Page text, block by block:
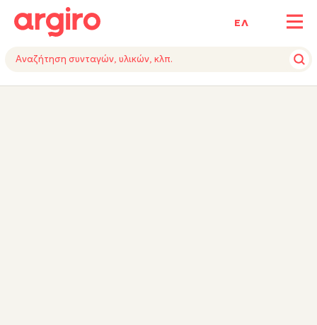
ΕΛ
ΥΛΙΚΑΕΚΤΕΛΕΣΗΕΞΟΠΛΙΣΜΟΣ